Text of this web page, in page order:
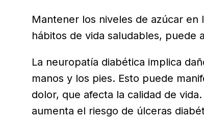
Mantener los niveles de azúcar
hábitos de vida saludables, puede
La neuropatía diabética implica
manos y los pies. Esto puede
dolor, que afecta la calidad de
aumenta el riesgo de úlceras